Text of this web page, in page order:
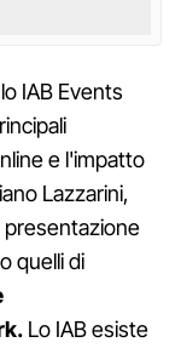
IAB Events
e l'impatto
Lazzarini,
presentazione
quelli di
Lo IAB esiste